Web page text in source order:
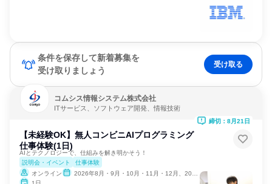
条件を保存して新着募集を
受け取りましょう
受け取る
コムシス情報システム株式会社
ITサービス、ソフトウェア開発、情報技術
【未経験OK】無人コンビニAIプログラミング
仕事体験(1日)
AIとテクノロジーで、仕組みを解き明かそう！
説明会・イベント
仕事体験
オンライン
2026年8月・9月・10月・11月・12月、2027年1月・2月
締切：8月21日